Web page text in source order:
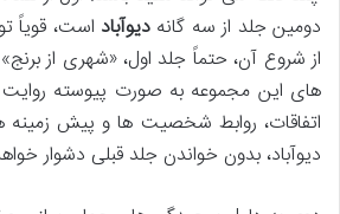
دومین جلد از سه گانهدیوآباد است،
از شروع آن، حتماً جلد اول، «شهری از
های این مجموعه به صورت پیوسته
اتفاقات، روابط شخصیت ها و پیش
دیوآباد، بدون خواندن جلد قبلی دشوار